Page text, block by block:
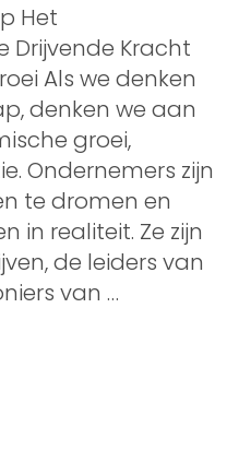
Het
Drijvende Kracht
Als we denken
denken we aan
groei,
Ondernemers zijn
te dromen en
in realiteit. Ze zijn
de leiders van
van …